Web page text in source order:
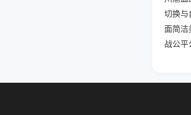
切换与
面简
战公平